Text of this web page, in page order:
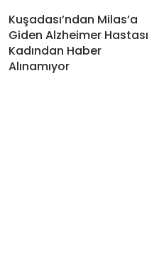
Kuşadası’ndan Milas’a
Giden Alzheimer Hastası
Kadından Haber
Alınamıyor